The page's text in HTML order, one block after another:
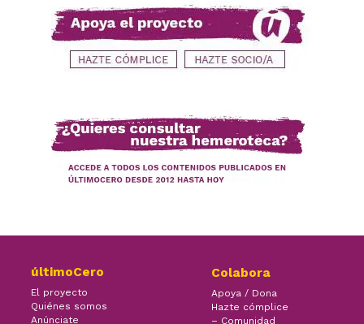
últimoCero
El proyecto
Quiénes somos
Anúnciate
Colabora
Apoya / Dona
Hazte cómplice
– Comunidad